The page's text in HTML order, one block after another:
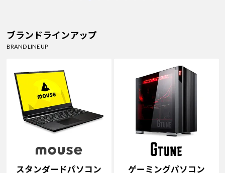
ブランドラインアップ
BRAND LINE UP
スタンダードパソコン ゲーミングパソコン